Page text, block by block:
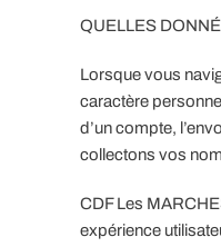
QUELLES
Lorsque vous
caractère
d’un compte,
collectons vos
CDF Les
expérience